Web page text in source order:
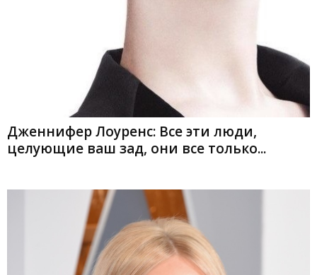
Дженнифер Лоуренс: Все эти люди,
целующие ваш зад, они все только...